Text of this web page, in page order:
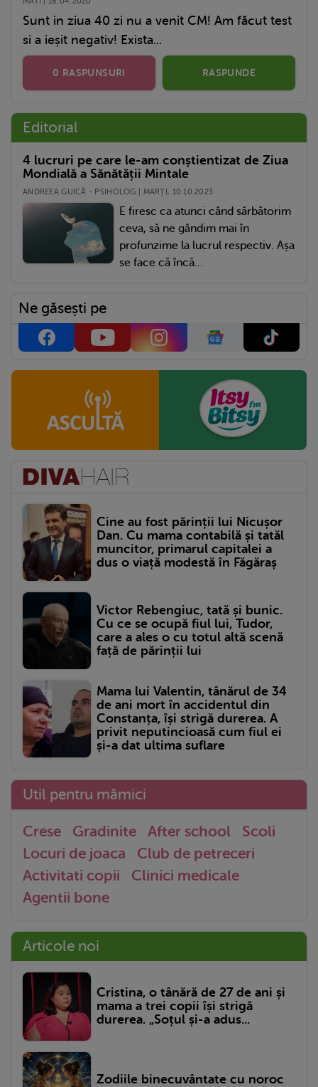
Sunt in ziua 40 zi nu a venit CM! Am făcut test
si a ieșit negativ! Exista...
0 RASPUNSURI RASPUNDE
Editorial
4 lucruri pe care le-am conștientizat de Ziua
Mondială a Sănătății Mintale
ANDREEA GUICĂ - PSIHOLOG | MARŢI, 10.10.2023
E firesc ca atunci când sărbătorim
ceva, să ne gândim mai în
profunzime la lucrul respectiv. Așa
se face că încă...
Ne găsești pe
Cine au fost părinții lui Nicușor
Dan. Cu mama contabilă și tatăl
muncitor, primarul capitalei a
dus o viață modestă în Făgăraș
Victor Rebengiuc, tată și bunic.
Cu ce se ocupă fiul lui, Tudor,
care a ales o cu totul altă scenă
față de părinții lui
Mama lui Valentin, tânărul de 34
de ani mort în accidentul din
Constanța, își strigă durerea. A
privit neputincioasă cum fiul ei
și-a dat ultima suflare
Util pentru mămici
Crese Gradinite After school
Scoli
Locuri de joaca
Club de petreceri
Activitati copii
Clinici medicale
Agentii bone
Articole noi
Cristina, o tânără de 27 de ani și
mama a trei copii își strigă
durerea. „Soțul și-a adus...
Zodiile binecuvântate cu noroc